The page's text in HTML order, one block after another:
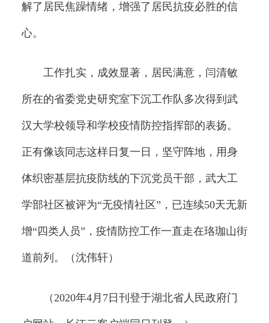
解了居民焦躁情绪，增强了居民抗疫必胜的信
心。
工作扎实，成效显著，居民满意，闫清敏
所在的省委党史研究室下沉工作队多次得到武
汉大学校领导和学校疫情防控指挥部的表扬。
正有像该同志这样日复一日，坚守阵地，用身
体织密基层抗疫防线的下沉党员干部，武大工
学部社区被评为“无疫情社区”，已连续50天无新
增“四类人员”，疫情防控工作一直走在珞珈山街
道前列。（沈伟轩）
（2020年4月7日刊登于湖北省人民政府门